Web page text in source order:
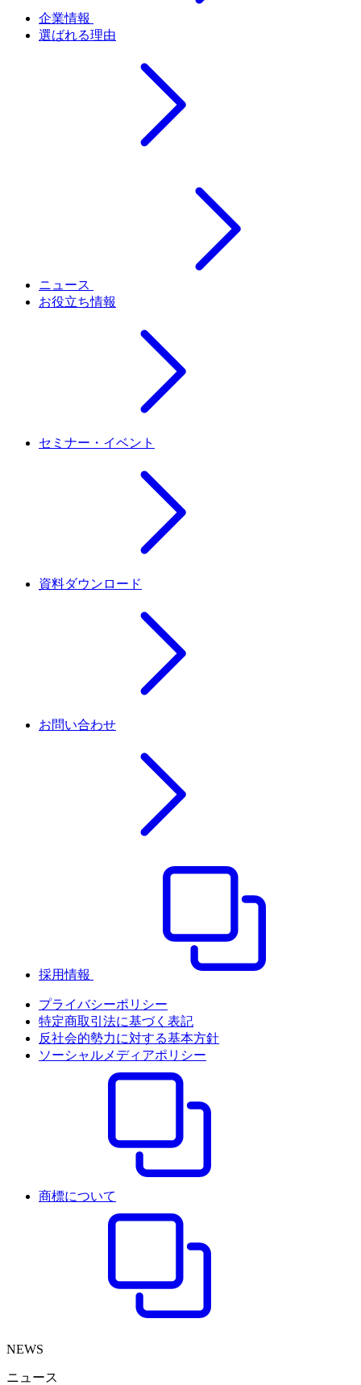
企業情報
選ばれる理由
ニュース
お役立ち情報
セミナー・イベント
資料ダウンロード
お問い合わせ
採用情報
プライバシーポリシー
特定商取引法に基づく表記
反社会的勢力に対する基本方針
ソーシャルメディアポリシー
商標について
NEWS
ニュース